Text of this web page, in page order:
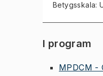
Betygsskala:
I program
MPDCM -